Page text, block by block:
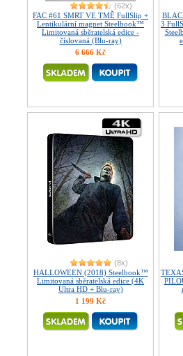
(62x)
FAC #61 SMRT VE TMĚ FullSlip +
Lentikulární magnet Steelbook™
Limitovaná sběratelská edice -
číslovaná (Blu-ray)
6 666 Kč
3
(8x)
HALLOWEEN (2018) Steelbook™
Limitovaná sběratelská edice (4K
Ultra HD + Blu-ray)
1 199 Kč